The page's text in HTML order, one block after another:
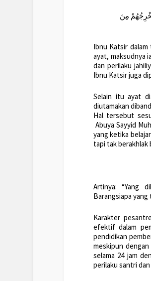
مِنَ
Ibnu Katsir dalam
ayat, maksudnya
dan perilaku
Ibnu Katsir juga
Selain itu ayat
diutamakan
Hal tersebut
Abuya Sayyid
yang ketika
tapi tak berakhlak
Artinya: “Yang
Barangsiapa yang
Karakter
efektif dalam
pendidikan
meskipun
selama 24 jam
perilaku santri